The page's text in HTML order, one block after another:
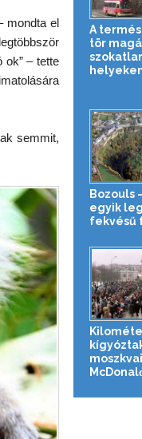
mondta el
ok” – tette
semmit,
A
tör
Bozouls
egyik
fekvésű
moszkvai